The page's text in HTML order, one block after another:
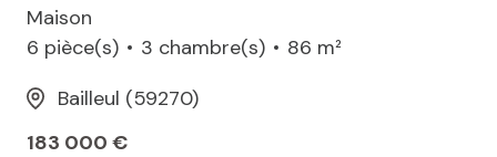
Maison
6 pièce(s)
3 chambre(s)
86 m²
Bailleul (59270)
183 000 €